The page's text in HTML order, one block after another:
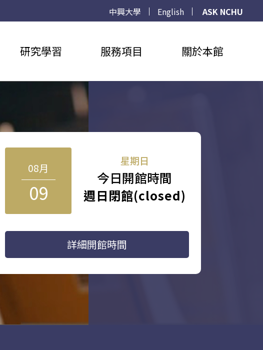
中興大學 English
ASK NCHU
研究學習 服務項目 關於本館
08月
09
星期日
今日開館時間
週日閉館(closed)
詳細開館時間